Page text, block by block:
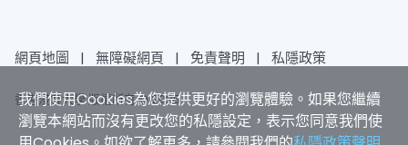
我們使用Cookies為您提供更好的瀏覽體驗。如果您繼續
瀏覽本網站而沒有更改您的私隱設定，表示您同意我們使
網頁地圖 | 無障礙網頁 | 免責聲明 | 私隱政策
香港浸會大學 版權所有 © 2025